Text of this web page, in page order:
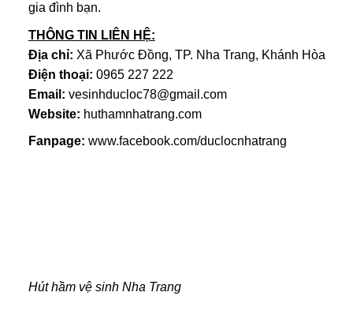
gia đình bạn.
THÔNG TIN LIÊN HỆ:
Địa chỉ: Xã Phước Đồng, TP. Nha Trang, Khánh Hòa
Điện thoại: 0965 227 222
Email: vesinhducloc78@gmail.com
Website: huthamnhatrang.com
Fanpage: www.facebook.com/duclocnhatrang
Hút hầm vệ sinh Nha Trang